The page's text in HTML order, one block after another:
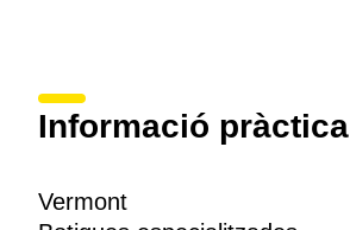
Informació pràctica
Vermont